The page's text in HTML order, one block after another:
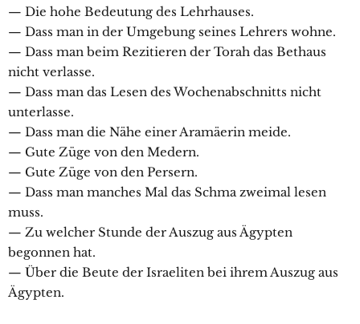
— Die hohe Bedeutung des Lehrhauses.
— Dass man in der Umgebung seines Lehrers wohne.
— Dass man beim Rezitieren der Torah das Bethaus
nicht verlasse.
— Dass man das Lesen des Wochenabschnitts nicht
unterlasse.
— Dass man die Nähe einer Aramäerin meide.
— Gute Züge von den Medern.
— Gute Züge von den Persern.
— Dass man manches Mal das Schma zweimal lesen
muss.
— Zu welcher Stunde der Auszug aus Ägypten
begonnen hat.
— Über die Beute der Israeliten bei ihrem Auszug aus
Ägypten.